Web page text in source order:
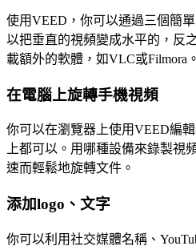
使用VEED，你可以通過三個簡
以把垂直的視頻變成水平的，反
載額外的軟體，如VLC或Filmora。
在電腦上旋轉手機視頻
你可以在瀏覽器上使用VEED編
上都可以。用哪種設備來錄製視
速而輕鬆地旋轉文件。
添加logo、文字
你可以利用社交媒體名稱、